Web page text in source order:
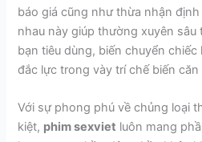
báo giá cũng như thừa nhận
nhau này giúp thường xuyên sâu
bạn tiêu dùng, biến chuyển
đắc lực trong vày trí chế biến
Với sự phong phú về chủng loại
kiệt, phim sexviet luôn mang